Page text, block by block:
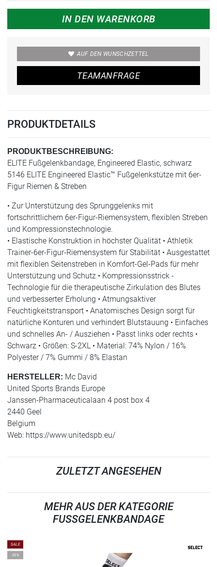
IN DEN WARENKORB
AUF DEN WUNSCHZETTEL
TEAMANFRAGE
PRODUKTDETAILS
PRODUKTBESCHREIBUNG:
ELITE Fußgelenkbandage, Engineered Elastic, schwarz
5146 ELITE Engineered Elastic™ Fußgelenkstütze mit 6er-
Figur Riemen & Streben
• Zur Unterstützung des Sprunggelenks mit
fortschrittlichem 6er-Figur-Riemensystem, flexiblen Streben
und Kompressionstechnologie.
• Elastische Konstruktion in höchster Qualität • Athletik
Trainer-6er-Figur-Riemensystem für Stabilität • Ausgestattet
mit flexiblen Seitenstreben in Komfort-Gel-Pads für mehr
Unterstützung und Schutz • Kompressionsstrick -
Technologie für die therapeutische Zirkulation des Blutes
und verbesserter Erholung • Atmungsaktiver
Feuchtigkeitstransport • Anatomisches Design sorgt für
natürliche Konturen und verhindert Blutstauung • Einfaches
und schnelles An- / Ausziehen • Passt links oder rechts •
Schwarz • Größen: S-2XL • Material: 74% Nylon / 16%
Polyester / 7% Gummi / 8% Elastan
HERSTELLER: Mc David
United Sports Brands Europe
Janssen-Pharmaceuticalaan 4 post box 4
2440 Geel
Belgium
Web: https://www.unitedspb.eu/
ZULETZT ANGESEHEN
MEHR AUS DER KATEGORIE
FUSSGELENKBANDAGE
SALE
-30%